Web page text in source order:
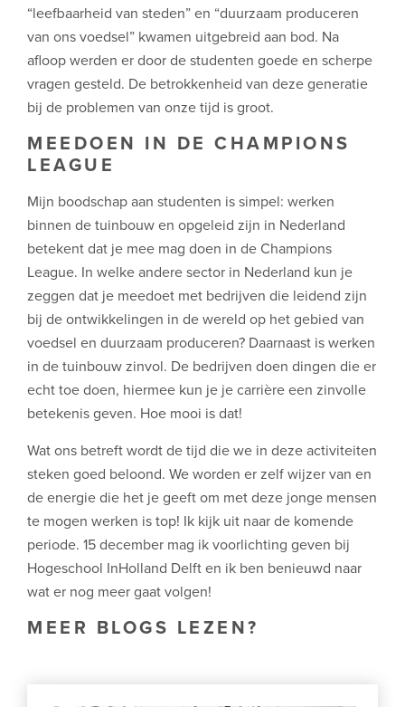
“leefbaarheid van steden” en “duurzaam produceren
van ons voedsel” kwamen uitgebreid aan bod. Na
afloop werden er door de studenten goede en scherpe
vragen gesteld. De betrokkenheid van deze generatie
bij de problemen van onze tijd is groot.
MEEDOEN IN DE CHAMPIONS
LEAGUE
Mijn boodschap aan studenten is simpel: werken
binnen de tuinbouw en opgeleid zijn in Nederland
betekent dat je mee mag doen in de Champions
League. In welke andere sector in Nederland kun je
zeggen dat je meedoet met bedrijven die leidend zijn
bij de ontwikkelingen in de wereld op het gebied van
voedsel en duurzaam produceren? Daarnaast is werken
in de tuinbouw zinvol. De bedrijven doen dingen die er
echt toe doen, hiermee kun je je carrière een zinvolle
betekenis geven. Hoe mooi is dat!
Wat ons betreft wordt de tijd die we in deze activiteiten
steken goed beloond. We worden er zelf wijzer van en
de energie die het je geeft om met deze jonge mensen
te mogen werken is top! Ik kijk uit naar de komende
periode. 15 december mag ik voorlichting geven bij
Hogeschool InHolland Delft en ik ben benieuwd naar
wat er nog meer gaat volgen!
MEER BLOGS LEZEN?